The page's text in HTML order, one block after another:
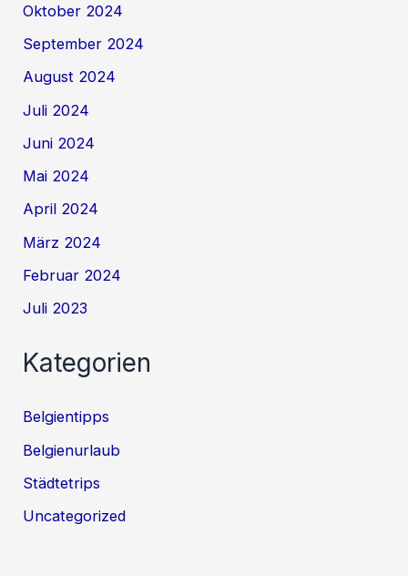
Oktober 2024
September 2024
August 2024
Juli 2024
Juni 2024
Mai 2024
April 2024
März 2024
Februar 2024
Juli 2023
Kategorien
Belgientipps
Belgienurlaub
Städtetrips
Uncategorized